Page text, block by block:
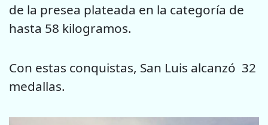
de la presea plateada en la categoría de
hasta 58 kilogramos.
Con estas conquistas, San Luis alcanzó 32
medallas.